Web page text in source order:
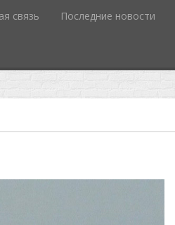
связь Последние новости